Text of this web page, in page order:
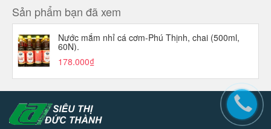
Sản phẩm bạn đã xem
Nước mắm nhỉ cá cơm-Phú Thịnh, chai (500ml,
60N).
178.000₫